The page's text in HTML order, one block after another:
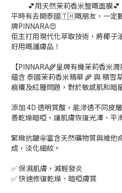
💕用天然茉莉香米整嘅面膜💕
平時有去開泰國🇹🇭嘅朋友，一定
牌PINNARA😍
佢主打用現代化萃取技術，將椰子
好用嘅護膚品！
【PINNARA🌾皇牌有機茉莉香米潤
蘊含 泰國茉莉香米精華 🌾 與 積雪
痕癢及紅腫問題，對於敏感肌和暗
添加 4D 透明質酸，能滲透不同皮
善乾燥暗啞，讓肌膚恢復光澤、平
緊緻抗皺🤩富含天然礦物質與維他
成，淡化細紋。
✅ 保濕肌膚，減輕發炎
✅ 快速修復乾燥、暗啞膚質